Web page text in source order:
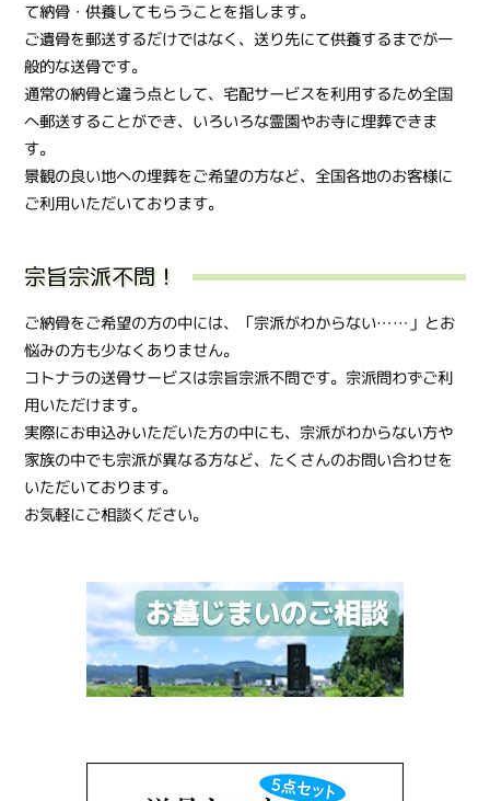
て納骨・供養してもらうことを指します。
ご遺骨を郵送するだけではなく、送り先にて供養するまでが一
般的な送骨です。
通常の納骨と違う点として、宅配サービスを利用するため全国
へ郵送することができ、いろいろな霊園やお寺に埋葬できま
す。
景観の良い地への埋葬をご希望の方など、全国各地のお客様に
ご利用いただいております。
宗旨宗派不問！
ご納骨をご希望の方の中には、「宗派がわからない……」とお
悩みの方も少なくありません。
コトナラの送骨サービスは宗旨宗派不問です。宗派問わずご利
用いただけます。
実際にお申込みいただいた方の中にも、宗派がわからない方や
家族の中でも宗派が異なる方など、たくさんのお問い合わせを
いただいております。
お気軽にご相談ください。